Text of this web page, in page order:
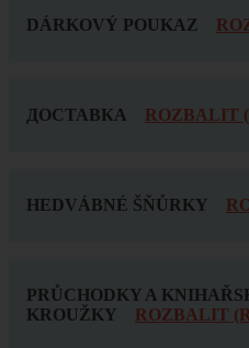
DÁRKOVÝ POUKAZ
ДОСТАВКА ROZBALIT
HEDVÁBNÉ ŠŇŮRKY
PRŮCHODKY A
KROUŽKY
ROZBALIT